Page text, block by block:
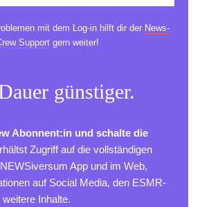
mit dem Log-in hilft dir der News-
Supportgern weiter!
günstiger.
Abonnent:in und schalte die
Zugriff auf die vollständigen
App und im Web,
auf Social Media, den ESMR-
Inhalte.